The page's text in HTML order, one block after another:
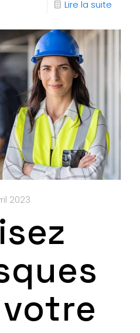
Lire la suite
2023